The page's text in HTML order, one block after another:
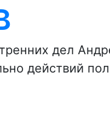
дел
действий